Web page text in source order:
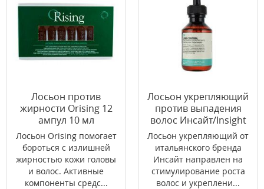
Лосьон против
жирности Orising 12
ампул 10 мл
Лосьон Orising помогает
бороться с излишней
жирностью кожи головы
и волос. Активные
компоненты средс...
Лосьон укрепляющий
против выпадения
волос Инсайт/Insight
100мл
Лосьон укрепляющий от
итальянского бренда
Инсайт направлен на
стимулирование роста
волос и укреплени...